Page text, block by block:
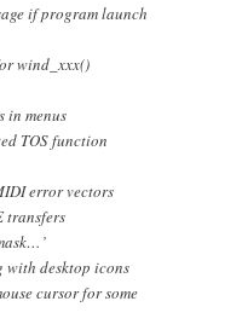
if program launch
wind_xxx()
in menus
TOS function
error vectors
transfers
with desktop icons
cursor for some